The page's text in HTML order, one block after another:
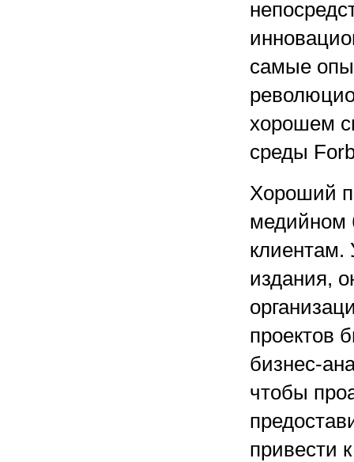
самые
хорошем
среды
Хороший
медийном
клиентам.
издания,
проектов
бизнес-
чтобы
привести